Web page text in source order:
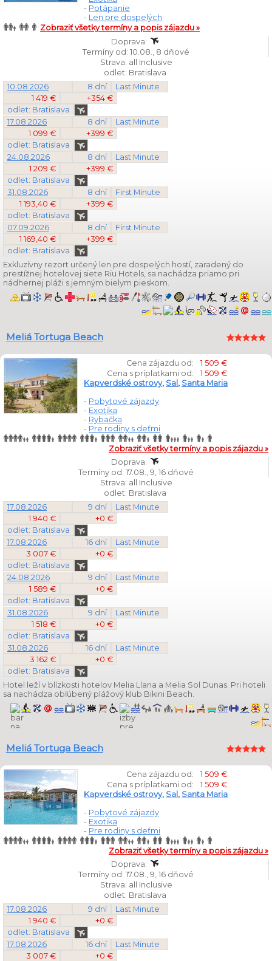
- Potápanie
- Len pre dospelých
Zobraziť všetky termíny a popis zájazdu »
Doprava:
Termíny od: 10.08., 8 dňové
Strava: all Inclusive
odlet: Bratislava
10.08.2026
8 dní
Last Minute
1 419 €
+354 €
odlet: Bratislava
17.08.2026
8 dní
Last Minute
1 099 €
+399 €
odlet: Bratislava
24.08.2026
8 dní
Last Minute
1 209 €
+399 €
odlet: Bratislava
31.08.2026
8 dní
First Minute
1 193,40 €
+399 €
odlet: Bratislava
07.09.2026
8 dní
First Minute
1 169,40 €
+399 €
odlet: Bratislava
Exkluzívny rezort určený len pre dospelých hostí, zaradený do
prestížnej hotelovej siete Riu Hotels, sa nachádza priamo pri
nádhernej pláži s jemným bielym pieskom.
Meliá Tortuga Beach
Cena zájazdu od:
1 509 €
Cena s príplatkami od:
1 509 €
Kapverdské ostrovy, Sal , Santa Maria
- Pobytové zájazdy
- Exotika
- Rybačka
- Pre rodiny s deťmi
Zobraziť všetky termíny a popis zájazdu »
Doprava:
Termíny od: 17.08., 9, 16 dňové
Strava: all Inclusive
odlet: Bratislava
17.08.2026
9 dní
Last Minute
1 940 €
+0 €
odlet: Bratislava
17.08.2026
16 dní
Last Minute
3 007 €
+0 €
odlet: Bratislava
24.08.2026
9 dní
Last Minute
1 589 €
+0 €
odlet: Bratislava
31.08.2026
9 dní
Last Minute
1 518 €
+0 €
odlet: Bratislava
31.08.2026
16 dní
Last Minute
3 162 €
+0 €
odlet: Bratislava
Hotel leží v blízkosti hotelov Melia Llana a Melia Sol Dunas. Pri hoteli
sa nachádza obľúbený plážový klub Bikini Beach.
Meliá Tortuga Beach
Cena zájazdu od:
1 509 €
Cena s príplatkami od:
1 509 €
Kapverdské ostrovy, Sal , Santa Maria
- Pobytové zájazdy
- Exotika
- Pre rodiny s deťmi
Zobraziť všetky termíny a popis zájazdu »
Doprava:
Termíny od: 17.08., 9, 16 dňové
Strava: all Inclusive
odlet: Bratislava
17.08.2026
9 dní
Last Minute
1 940 €
+0 €
odlet: Bratislava
17.08.2026
16 dní
Last Minute
3 007 €
+0 €